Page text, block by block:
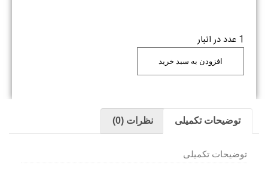
1 عدد در انبار
افزودن به سبد خرید
توضیحات تکمیلی نظرات (0)
توضیحات تکمیلی